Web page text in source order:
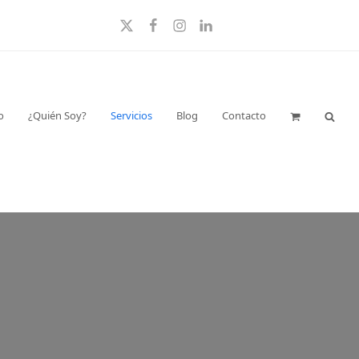
TwitterFacebook
Instagram
LinkedIn
¿Quién Soy? Servicios Blog Contacto